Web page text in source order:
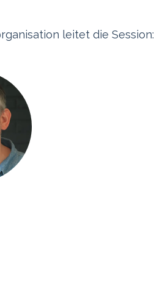
leitet die Session: